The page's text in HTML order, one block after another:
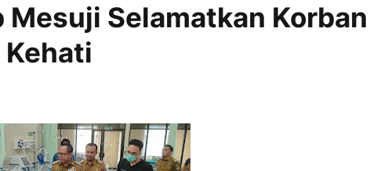
Mesuji Selamatkan Korban
Kehati